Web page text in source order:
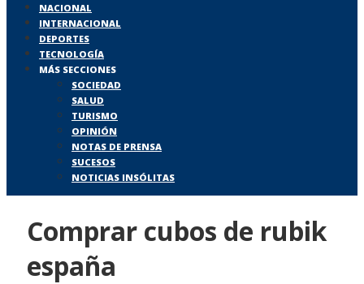
NACIONAL
INTERNACIONAL
DEPORTES
TECNOLOGÍA
MÁS SECCIONES
SOCIEDAD
SALUD
TURISMO
OPINIÓN
NOTAS DE PRENSA
SUCESOS
NOTICIAS INSÓLITAS
Comprar cubos de rubik
españa